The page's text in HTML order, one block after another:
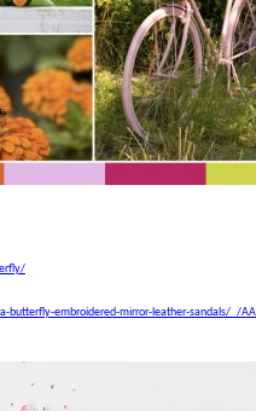
butterfly-embroidered-mirror-leather-sandals/_/